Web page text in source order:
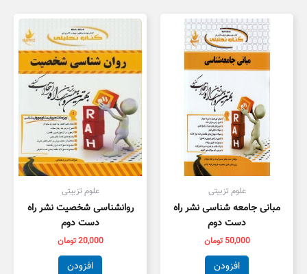
علوم تزبیتی
مبانی جامعه شناسی نشر راه
دست دوم
50,000 تومان
افزودن
علوم تزبیتی
روانشناسی شخصیت نشر راه
دست دوم
20,000تومان
افزودن